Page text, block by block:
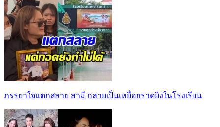
ภรรยาใจแตกสลาย สามี กลายเป็นเหยื่อกราดยิงในโรงเรียน